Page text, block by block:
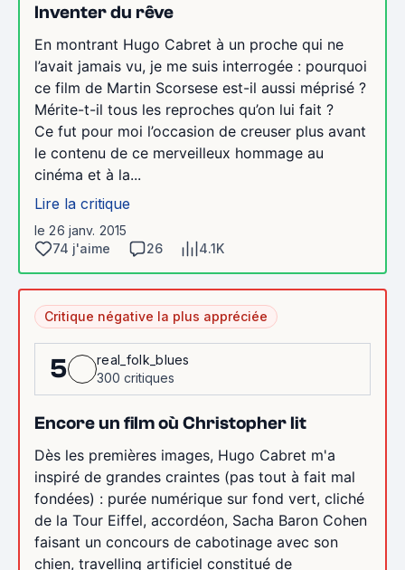
Inventer du rêve
En montrant Hugo Cabret à un proche qui ne
l’avait jamais vu, je me suis interrogée : pourquoi
ce film de Martin Scorsese est-il aussi méprisé ?
Mérite-t-il tous les reproches qu’on lui fait ?
Ce fut pour moi l’occasion de creuser plus avant
le contenu de ce merveilleux hommage au
cinéma et à la...
Lire la critique
le 26 janv. 2015
74 j'aime
26 4.1K
Critique négative la plus appréciée
5
real_folk_blues
300 critiques
Encore un film où Christopher lit
Dès les premières images, Hugo Cabret m'a
inspiré de grandes craintes (pas tout à fait mal
fondées) : purée numérique sur fond vert, cliché
de la Tour Eiffel, accordéon, Sacha Baron Cohen
faisant un concours de cabotinage avec son
chien, travelling artificiel constitué de